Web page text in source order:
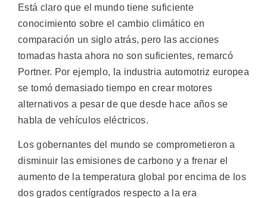
Está claro que el mundo tiene suficiente
conocimiento sobre el cambio climático en
comparación un siglo atrás, pero las acciones
tomadas hasta ahora no son suficientes, remarcó
Portner. Por ejemplo, la industria automotriz europea
se tomó demasiado tiempo en crear motores
alternativos a pesar de que desde hace años se
habla de vehículos eléctricos.
Los gobernantes del mundo se comprometieron a
disminuir las emisiones de carbono y a frenar el
aumento de la temperatura global por encima de los
dos grados centígrados respecto a la era